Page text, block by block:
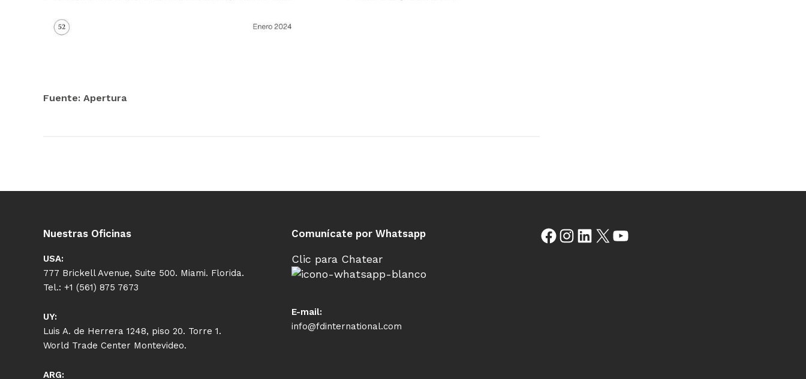
Fuente: Apertura
Nuestras Oficinas
USA:
777 Brickell Avenue, Suite 500. Miami. Florida.
Tel.: +1 (561) 875 7673
UY:
Luis A. de Herrera 1248, piso 20. Torre 1.
World Trade Center Montevideo.
ARG:
Comunícate por Whatsapp
Clic para Chatear
E-mail:
info@fdinternational.com